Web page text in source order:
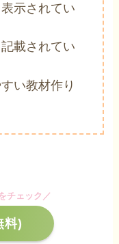
示されてい
載されてい
い教材作り
チェック／
料)